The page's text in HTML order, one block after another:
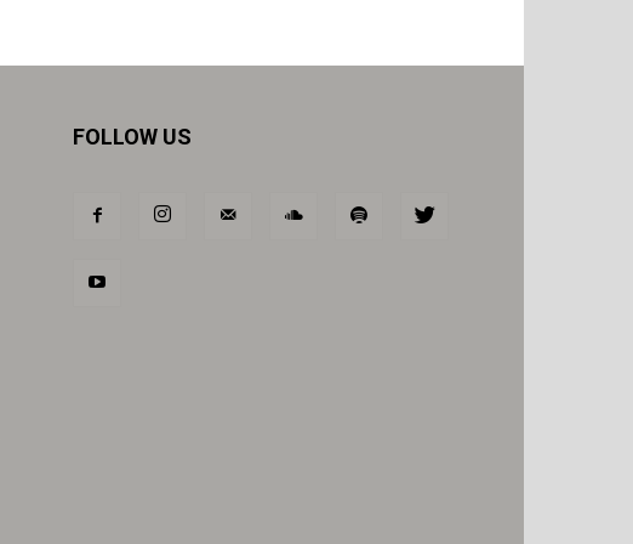
FOLLOW US